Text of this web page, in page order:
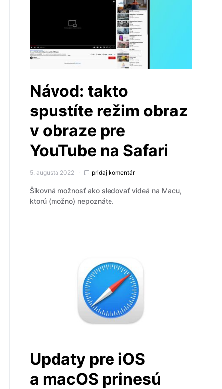
Návod: takto
spustíte režim obraz
v obraze pre
YouTube na Safari
5. augusta 2022 pridaj komentár
Šikovná možnosť ako sledovať videá na Macu,
ktorú (možno) nepoznáte.
Updaty pre iOS
a macOS prinesú